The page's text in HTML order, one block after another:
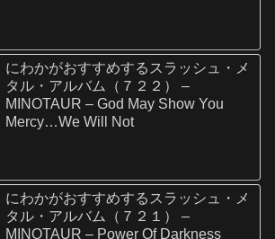
にわかがおすすめするスラッシュ・メ
タル・アルバム（７２２） –
MINOTAUR – God May Show You
Mercy…We Will Not
にわかがおすすめするスラッシュ・メ
タル・アルバム（７２１） –
MINOTAUR – Power Of Darkness